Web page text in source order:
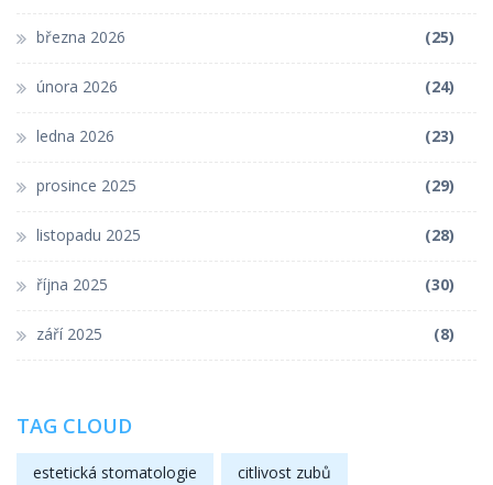
března 2026 (25)
února 2026 (24)
ledna 2026 (23)
prosince 2025 (29)
listopadu 2025 (28)
října 2025 (30)
září 2025 (8)
TAG CLOUD
estetická stomatologie citlivost zubů